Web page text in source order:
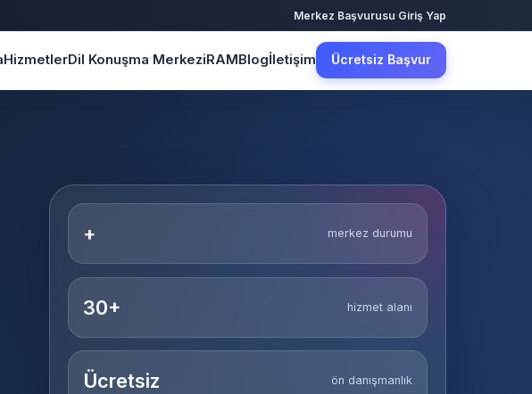
Merkez Başvurusu·Giriş Yap
HizmetlerDil Konuşma MerkeziRAMBlogİletişim Ücretsiz Başvur
+ merkez durumu
30+ hizmet alanı
Ücretsiz ön danışmanlık